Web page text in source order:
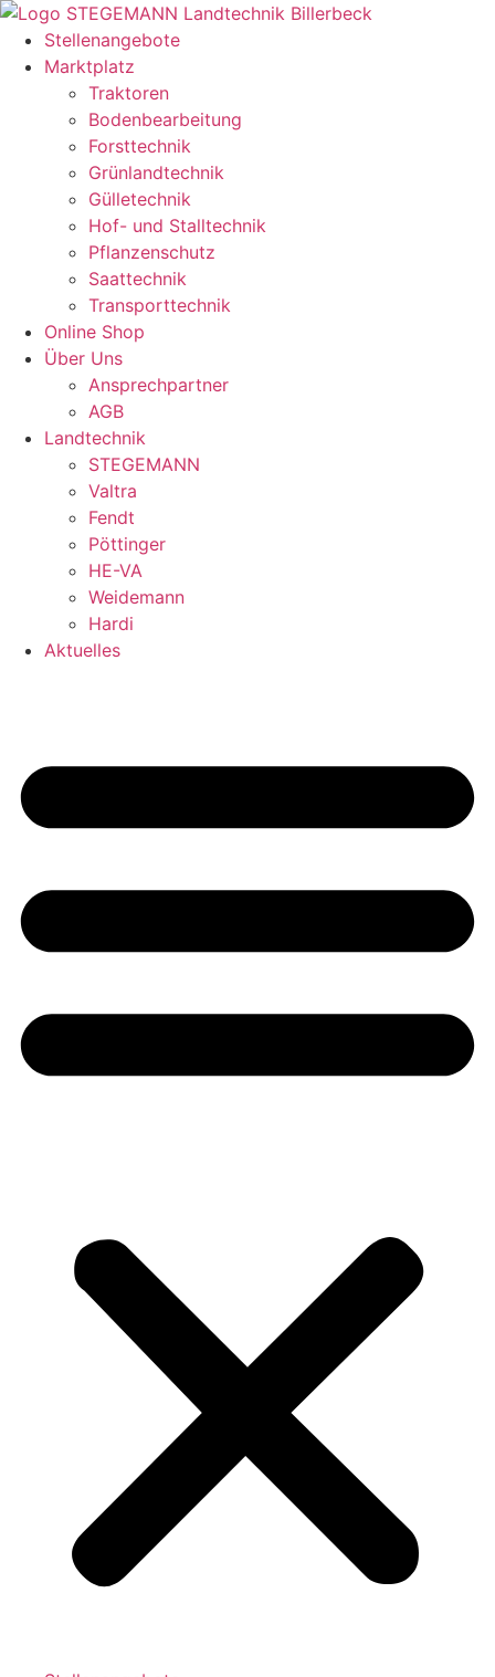
Zum
Inhalt
springen
Stellenangebote
Marktplatz
Traktoren
Bodenbearbeitung
Forsttechnik
Grünlandtechnik
Gülletechnik
Hof- und Stalltechnik
Pflanzenschutz
Saattechnik
Transporttechnik
Online Shop
Über Uns
Ansprechpartner
AGB
Landtechnik
STEGEMANN
Valtra
Fendt
Pöttinger
HE-VA
Weidemann
Hardi
Aktuelles